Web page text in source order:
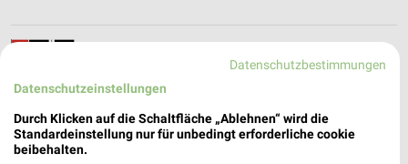
Öffnungszeiten für Dortmund
NKD Online Prospekt für Essen
Datenschutzbestimmungen
Datenschutzeinstellungen
Durch Klicken auf die Schaltfläche „Ablehnen“ wird die
Standardeinstellung nur für unbedingt erforderliche cookie
beibehalten.